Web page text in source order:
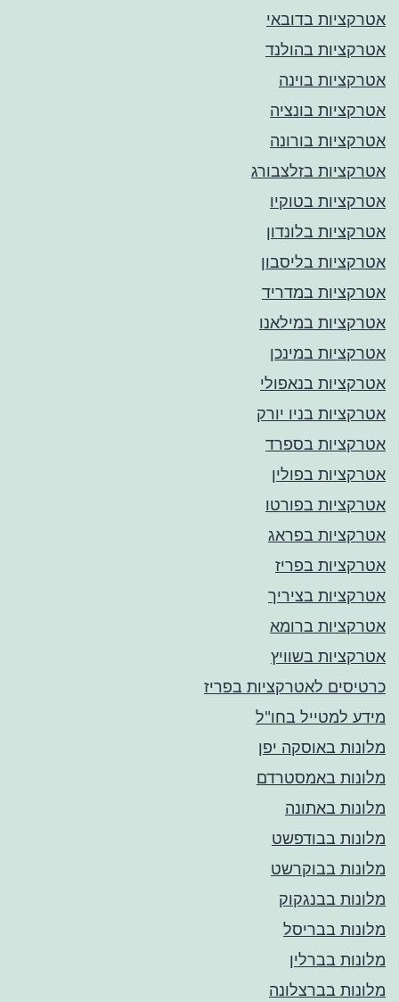
אטרקציות בדובאי
אטרקציות בהולנד
אטרקציות בוינה
אטרקציות בונציה
אטרקציות בורונה
אטרקציות בזלצבורג
אטרקציות בטוקיו
אטרקציות בלונדון
אטרקציות בליסבון
אטרקציות במדריד
אטרקציות במילאנו
אטרקציות במינכן
אטרקציות בנאפולי
אטרקציות בניו יורק
אטרקציות בספרד
אטרקציות בפולין
אטרקציות בפורטו
אטרקציות בפראג
אטרקציות בפריז
אטרקציות בציריך
אטרקציות ברומא
אטרקציות בשוויץ
כרטיסים לאטרקציות בפריז
מידע למטייל בחו"ל
מלונות באוסקה יפן
מלונות באמסטרדם
מלונות באתונה
מלונות בבודפשט
מלונות בבוקרשט
מלונות בבנגקוק
מלונות בבריסל
מלונות בברלין
מלונות בברצלונה